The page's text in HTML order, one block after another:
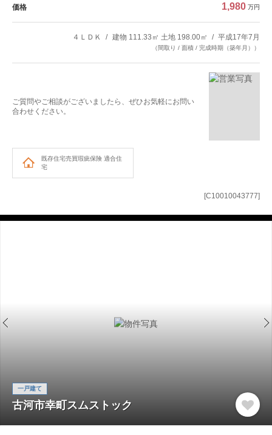
既存住宅売買瑕疵保険 適合住
宅
[C10010043777]
価格 1,980 万円
４ＬＤＫ 建物 111.33㎡ 土地 198.00㎡ 平成17年7月
（間取り / 面積 / 完成時期（築年月））
ご質問やご相談がございましたら、ぜひお気軽にお問い
合わせください。
一戸建て
古河市幸町スムストック